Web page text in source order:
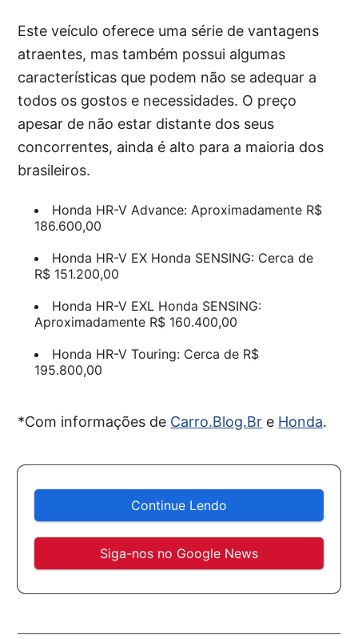
Este veículo oferece uma série de vantagens
atraentes, mas também possui algumas
características que podem não se adequar a
todos os gostos e necessidades. O preço
apesar de não estar distante dos seus
concorrentes, ainda é alto para a maioria dos
brasileiros.
Honda HR-V Advance: Aproximadamente R$
186.600,00
Honda HR-V EX Honda SENSING: Cerca de
R$ 151.200,00
Honda HR-V EXL Honda SENSING:
Aproximadamente R$ 160.400,00
Honda HR-V Touring: Cerca de R$
195.800,00
*Com informações de Carro.Blog.Br e Honda.
Continue Lendo
Siga-nos no Google News